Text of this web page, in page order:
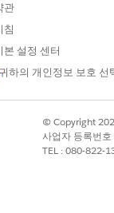
is case-
Data Mapper
관
침
본 설정 센터
귀하의 개인정보 보호 선
© Copyright
사업자 등록번
TEL : 080-822-